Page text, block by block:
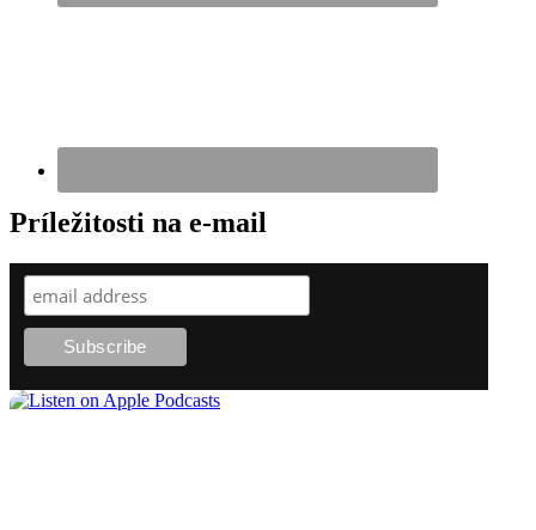
Príležitosti na e-mail